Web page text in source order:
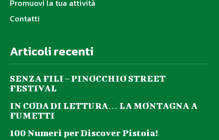
Promuovi la tua attività
Contatti
Articoli recenti
SENZA FILI – PINOCCHIO STREET
FESTIVAL
IN CODA DI LETTURA… LA MONTAGNA A
FUMETTI
100 Numeri per Discover Pistoia!